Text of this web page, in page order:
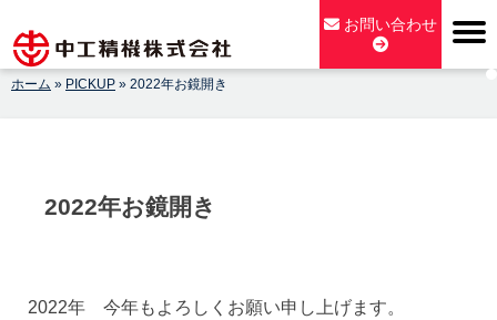
content
お問い合わせ
ホーム » PICKUP » 2022年お鏡開き
2022年お鏡開き
2022年 今年もよろしくお願い申し上げます。